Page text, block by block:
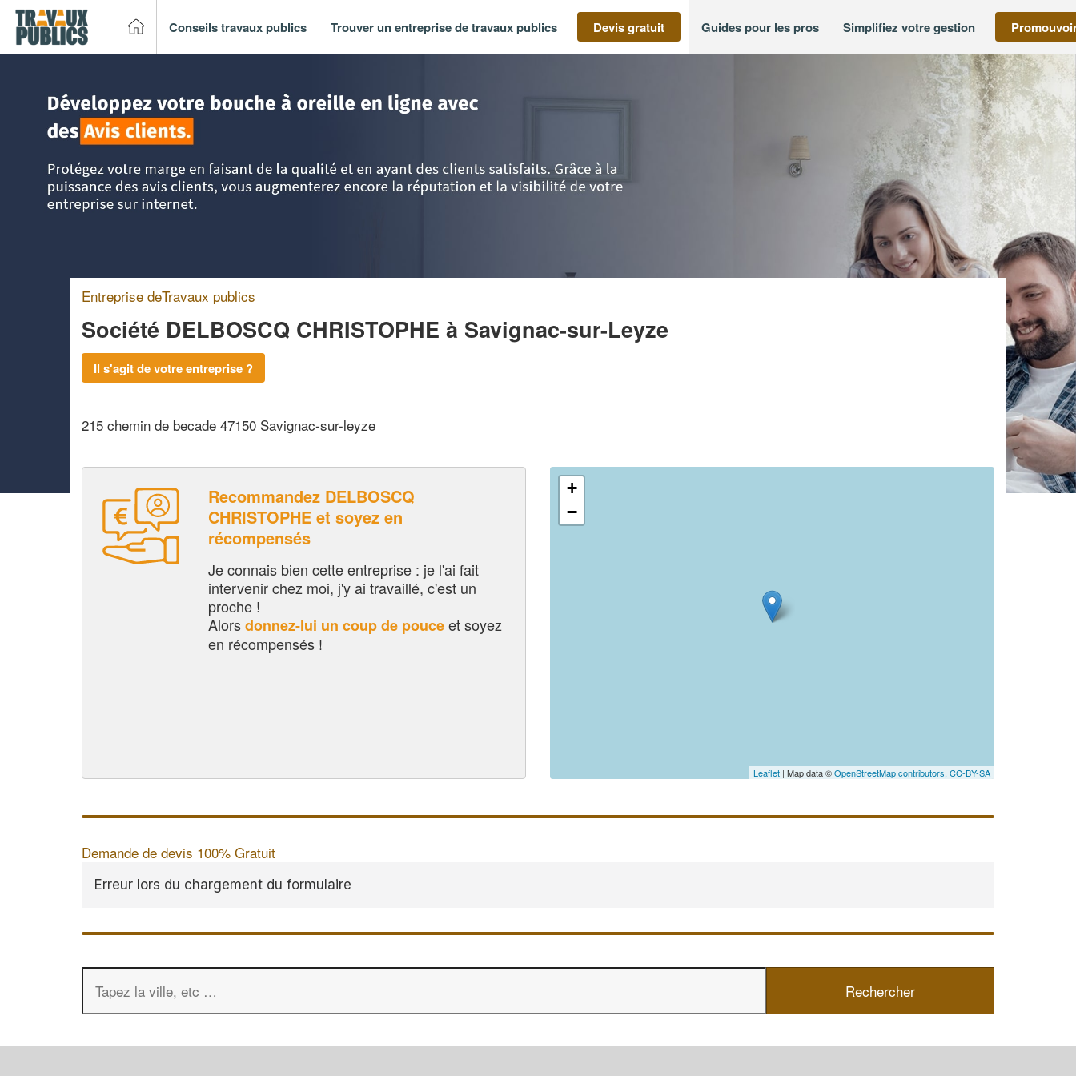
Conseils travaux publics Trouver un entreprise de travaux publics Devis gratuit Guides pour les pros Simplifiez votre gestion
Entreprise deTravaux publics
Société DELBOSCQ CHRISTOPHE à Savignac-sur-Leyze
Il s'agit de votre entreprise ?
215 chemin de becade 47150 Savignac-sur-leyze
Recommandez DELBOSCQ
CHRISTOPHE et soyez en
récompensés
Je connais bien cette entreprise : je l'ai fait
intervenir chez moi, j'y ai travaillé, c'est un
proche !
Alorsdonnez-lui un coup de pouceet soyez
en récompensés !
+
−
Leaflet | Map data ©OpenStreetMap contributors, CC-BY-SA
Demande de devis 100% Gratuit
Erreur lors du chargement du formulaire